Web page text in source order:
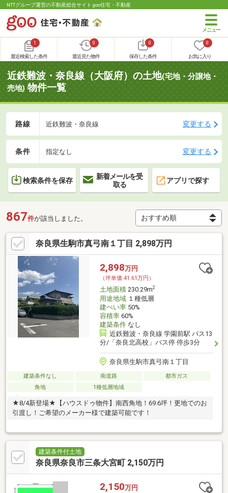
NTTグループ運営の不動産総合サイト goo住宅・不動産
1
最近検索した条件
0
最近見た物件
0
保存した条件
0
お気に入り
近鉄難波・奈良線（大阪府）の土地(宅地・分譲地・
売地) 物件一覧
路線 近鉄難波・奈良線 変更する
条件 指定なし 変更する
検索条件を保存
新着メールを受
取る
アプリで探す
867件が該当しました。
奈良県生駒市真弓南１丁目 2,898万円
2,898万円
（坪単価:41.61万円）
土地面積230.29m2
用途地域１種低層
建ぺい率50%
容積率60%
建築条件なし
近鉄難波・奈良線 学園前駅 バス13
分/「奈良北高校」バス停 停歩3分
奈良県生駒市真弓南１丁目
建築条件なし 南道路
都市ガス
角地
1種低層地域
★8/4新登場★【ハウスドゥ物件】南西角地！69.6坪！更地でのお
引渡し！ご希望のメーカー様で建築可能です！
建築条件付土地
奈良県奈良市三条大宮町 2,150万円
2,150万円